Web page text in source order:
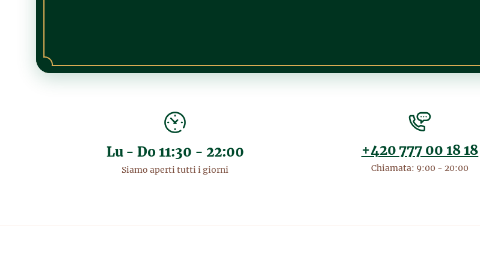
Lu - Do 11:30 - 22:00
Siamo aperti tutti i giorni
+420 777 00 18 18
Chiamata: 9:00 - 20:00